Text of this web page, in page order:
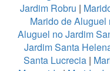
Jardim Robru |
Marido de Aluguel
Aluguel no Jardim
Jardim Santa
Santa Lucrecia|